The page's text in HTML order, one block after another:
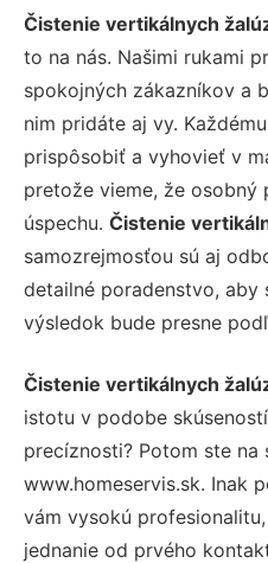
Čistenie vertikálnych
to na nás. Našimi rukami
spokojných zákazníkov a
nim pridáte aj vy.
prispôsobiť a vyhovieť v
pretože vieme, že osobný
úspechu. Čistenie
samozrejmosťou sú aj
detailné poradenstvo, aby
výsledok bude presne
Čistenie vertikálnych
istotu v podobe
precíznosti? Potom ste na
www.homeservis.sk. Inak
vám vysokú
jednanie od prvého